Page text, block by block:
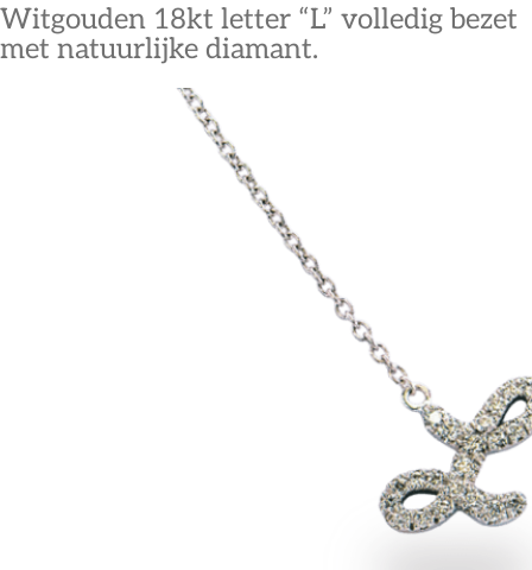
Witgouden 18kt letter “L” volledig bezet
met natuurlijke diamant.